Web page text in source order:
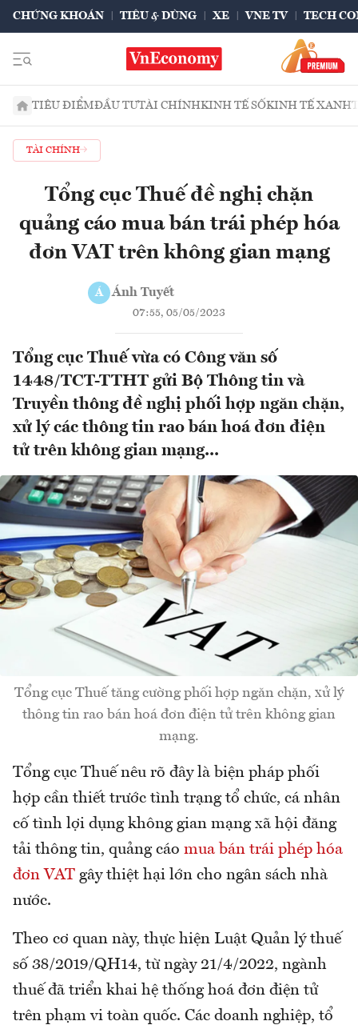
CHỨNG KHOÁN TIÊU & DÙNG XE VNE TV TECH
TIÊU ĐIỂMĐẦU TƯTÀI CHÍNHKINH TẾ SỐKINH TẾ XANH
TÀI CHÍNH
Tổng cục Thuế đề nghị chặn
quảng cáo mua bán trái phép hóa
đơn VAT trên không gian mạng
Á Ánh Tuyết
07:55, 05/05/2023
Tổng cục Thuế vừa có Công văn số
1448/TCT-TTHT gửi Bộ Thông tin và
Truyền thông đề nghị phối hợp ngăn chặn,
xử lý các thông tin rao bán hoá đơn điện
tử trên không gian mạng...
Tổng cục Thuế tăng cường phối hợp ngăn chặn, xử lý
thông tin rao bán hoá đơn điện tử trên không gian
mạng.
Tổng cục Thuế nêu rõ đây là biện pháp phối
hợp cần thiết trước tình trạng tổ chức, cá nhân
cố tình lợi dụng không gian mạng xã hội đăng
tải thông tin, quảng cáo mua bán trái phép hóa
đơn VAT gây thiệt hại lớn cho ngân sách nhà
nước.
Theo cơ quan này, thực hiện Luật Quản lý thuế
số 38/2019/QH14, từ ngày 21/4/2022, ngành
thuế đã triển khai hệ thống hoá đơn điện tử
trên phạm vi toàn quốc. Các doanh nghiệp, tổ